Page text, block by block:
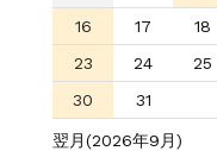
16
17 18
23
24 25
30
31
翌月(2026年9月)